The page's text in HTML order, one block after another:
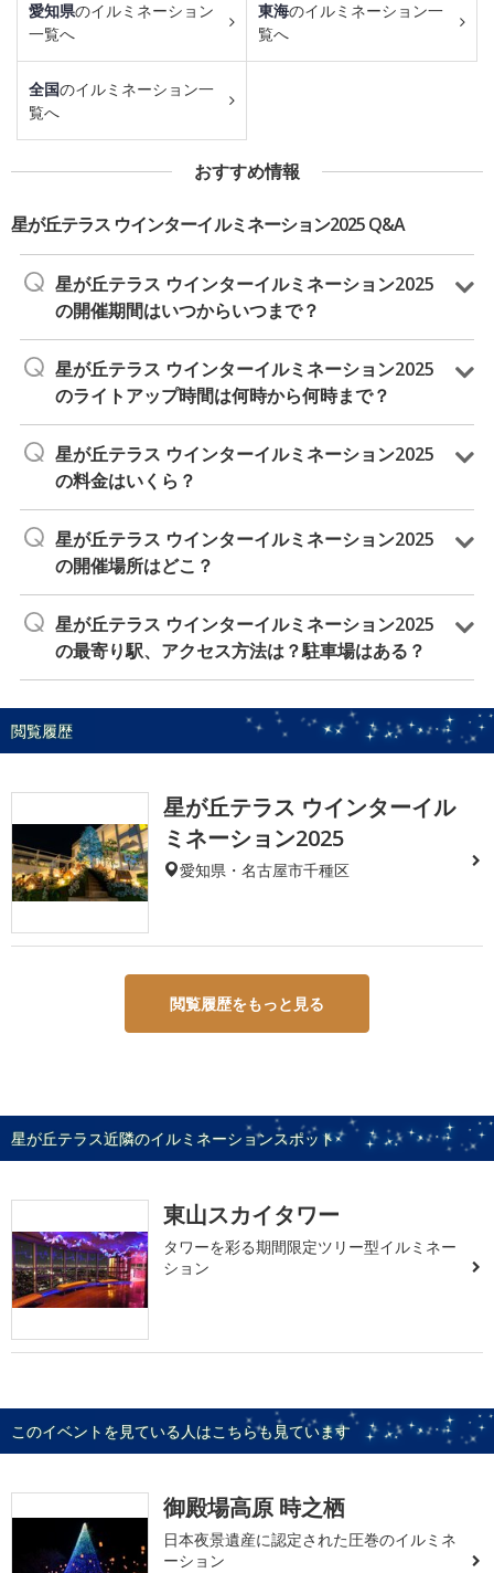
愛知県のイルミネーション
一覧へ
東海のイルミネーション一
覧へ
全国のイルミネーション一
覧へ
おすすめ情報
星が丘テラス ウインターイルミネーション2025 Q&A
星が丘テラス ウインターイルミネーション2025
の開催期間はいつからいつまで？
星が丘テラス ウインターイルミネーション2025
のライトアップ時間は何時から何時まで？
星が丘テラス ウインターイルミネーション2025
の料金はいくら？
星が丘テラス ウインターイルミネーション2025
の開催場所はどこ？
星が丘テラス ウインターイルミネーション2025
の最寄り駅、アクセス方法は？駐車場はある？
閲覧履歴
星が丘テラス ウインターイル
ミネーション2025
愛知県・名古屋市千種区
閲覧履歴をもっと見る
星が丘テラス近隣のイルミネーションスポット
東山スカイタワー
タワーを彩る期間限定ツリー型イルミネー
ション
このイベントを見ている人はこちらも見ています
御殿場高原 時之栖
日本夜景遺産に認定された圧巻のイルミネ
ーション